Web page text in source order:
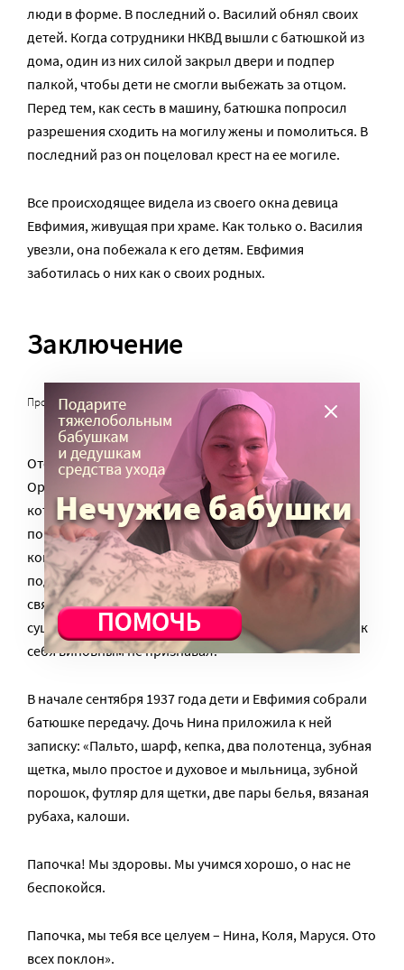
люди в форме. В последний о. Василий обнял своих
детей. Когда сотрудники НКВД вышли с батюшкой из
дома, один из них силой закрыл двери и подпер
палкой, чтобы дети не смогли выбежать за отцом.
Перед тем, как сесть в машину, батюшка попросил
разрешения сходить на могилу жены и помолиться. В
последний раз он поцеловал крест на ее могиле.
Все происходящее видела из своего окна девица
Евфимия, живущая при храме. Как только о. Василия
увезли, она побежала к его детям. Евфимия
заботилась о них как о своих родных.
Заключение
Протоиерей Василий Максимов. Москва. Тюрьма НКВД, 1937 г
Отец Василий был отправлен в заключение в
Орехово-Зуевскую тюрьму. Нашлись лжесвидетели,
которые дали необходимые для следователей
показания. На допросе батюшку обвиняли в
контрреволюционной агитации, в материальной
поддержке освободившихся из заключения
священников, в негативном отношении к
существующему государственному строю. Священник
себя виновным не признавал.
В начале сентября 1937 года дети и Евфимия собрали
батюшке передачу. Дочь Нина приложила к ней
записку: «Пальто, шарф, кепка, два полотенца, зубная
щетка, мыло простое и духовое и мыльница, зубной
порошок, футляр для щетки, две пары белья, вязаная
рубаха, калоши.
Папочка! Мы здоровы. Мы учимся хорошо, о нас не
беспокойся.
Папочка, мы тебя все целуем – Нина, Коля, Маруся. Ото
всех поклон».